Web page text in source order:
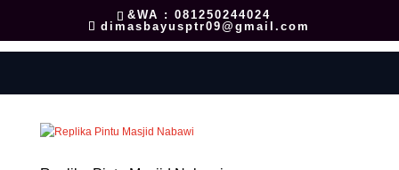
&WA : 081250244024
dimasbayusptr09@gmail.com